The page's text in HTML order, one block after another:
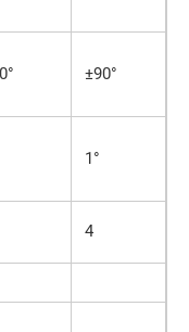
±90°
1°
4